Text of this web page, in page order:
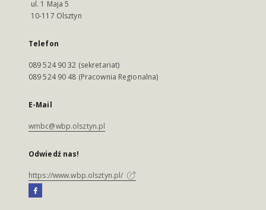
ul. 1 Maja 5
10-117 Olsztyn
Telefon
089 524 90 32 (sekretariat)
089 524 90 48 (Pracownia Regionalna)
E-Mail
wmbc@wbp.olsztyn.pl
Odwiedź nas!
https://www.wbp.olsztyn.pl/